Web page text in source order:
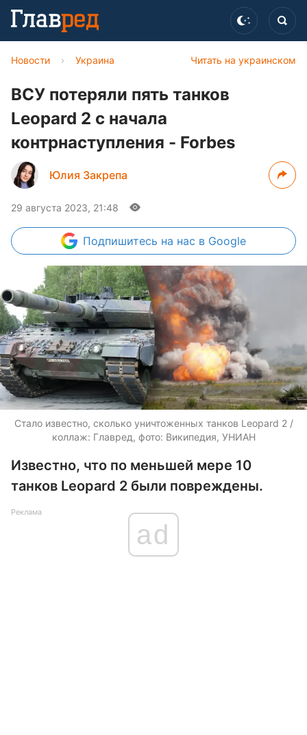
Читать на украинском
Новости › Украина
ВСУ потеряли пять танков
Leopard 2 с начала
контрнаступления - Forbes
Юлия Закрепа
29 августа 2023, 21:48
Подпишитесь на нас в Google
Стало известно, сколько уничтоженных танков Leopard 2 /
коллаж: Главред, фото: Википедия, УНИАН
Известно, что по меньшей мере 10
танков Leopard 2 были повреждены.
Реклама
ad